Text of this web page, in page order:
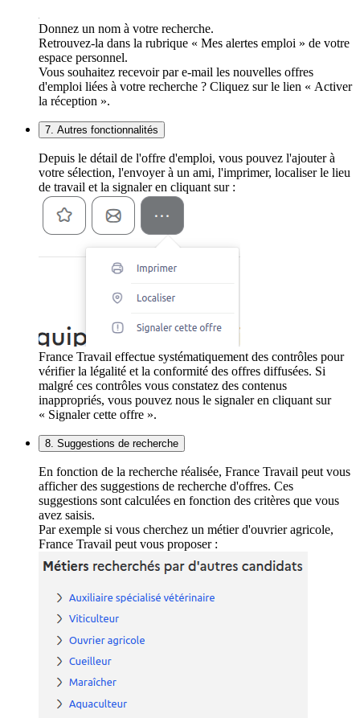
Donnez un nom à votre recherche.
Retrouvez-la dans la rubrique « Mes alertes emploi » de votre
espace personnel.
Vous souhaitez recevoir par e-mail les nouvelles offres
d'emploi liées à votre recherche ? Cliquez sur le lien « Activer
la réception ».
7. Autres fonctionnalités
Depuis le détail de l'offre d'emploi, vous pouvez l'ajouter à
votre sélection, l'envoyer à un ami, l'imprimer, localiser le lieu
de travail et la signaler en cliquant sur :
France Travail effectue systématiquement des contrôles pour
vérifier la légalité et la conformité des offres diffusées. Si
malgré ces contrôles vous constatez des contenus
inappropriés, vous pouvez nous le signaler en cliquant sur
« Signaler cette offre ».
8. Suggestions de recherche
En fonction de la recherche réalisée, France Travail peut vous
afficher des suggestions de recherche d'offres. Ces
suggestions sont calculées en fonction des critères que vous
avez saisis.
Par exemple si vous cherchez un métier d'ouvrier agricole,
France Travail peut vous proposer :